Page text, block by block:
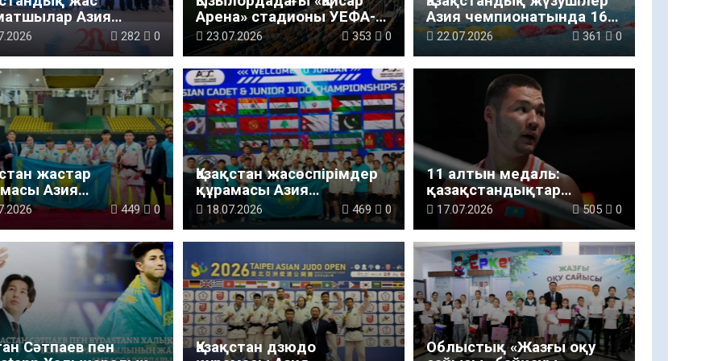
Азия
13
жеңіп алды
282 0
Арена» стадионы УЕФА-
ның ең жоғары-төртінші
санатын алды
23.07.2026 353 0
Азия чемпионатында 16
медаль жеңіп алды
22.07.2026 361 0
жастар
Азия
8
449 0
Қазақстан жасөспірімдер
құрамасы Азия
чемпионатын екі
алтынмен аяқтады
18.07.2026 469 0
11 алтын медаль:
қазақстандықтар
бокстан Азия
чемпионатында триумф
жасады
17.07.2026 505 0
Сәтпаев пен
Қазақстан дзюдо
Облыстық «Жазғы оқу